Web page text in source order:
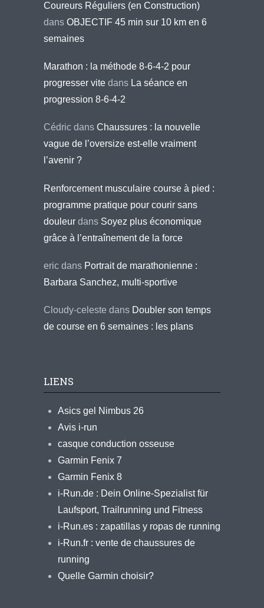
Coureurs Réguliers (en Construction)
dans OBJECTIF 45 min sur 10 km en 6
semaines
Marathon : la méthode 8-6-4-2 pour
progresser vite dans La séance en
progression 8-6-4-2
Cédric dans Chaussures : la nouvelle
vague de l’oversize est-elle vraiment
l’avenir ?
Renforcement musculaire course à pied :
programme pratique pour courir sans
douleur dans Soyez plus économique
grâce à l’entraînement de la force
eric dans Portrait de marathonienne :
Barbara Sanchez, multi-sportive
Cloudy-celeste dans Doubler son temps
de course en 6 semaines : les plans
LIENS
Asics gel Nimbus 26
Avis i-run
casque conduction osseuse
Garmin Fenix 7
Garmin Fenix 8
i-Run.de : Dein Online-Spezialist für
Laufsport, Trailrunning und Fitness
i-Run.es : zapatillas y ropas de running
i-Run.fr : vente de chaussures de
running
Quelle Garmin choisir?